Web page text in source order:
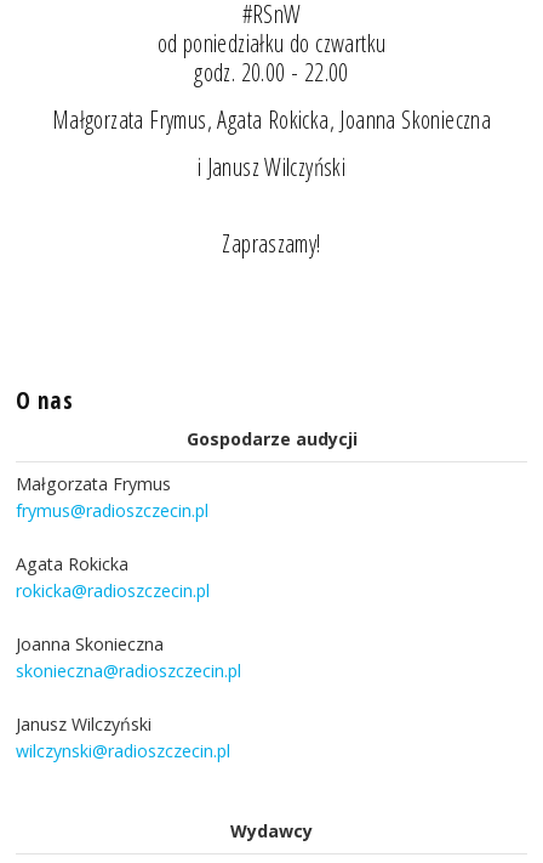
#RSnW
od poniedziałku do czwartku
godz. 20.00 - 22.00
Małgorzata Frymus, Agata Rokicka, Joanna Skonieczna
i Janusz Wilczyński
Zapraszamy!
O nas
Gospodarze audycji
Małgorzata Frymus
frymus@radioszczecin.pl
Agata Rokicka
rokicka@radioszczecin.pl
Joanna Skonieczna
skonieczna@radioszczecin.pl
Janusz Wilczyński
wilczynski@radioszczecin.pl
Wydawcy